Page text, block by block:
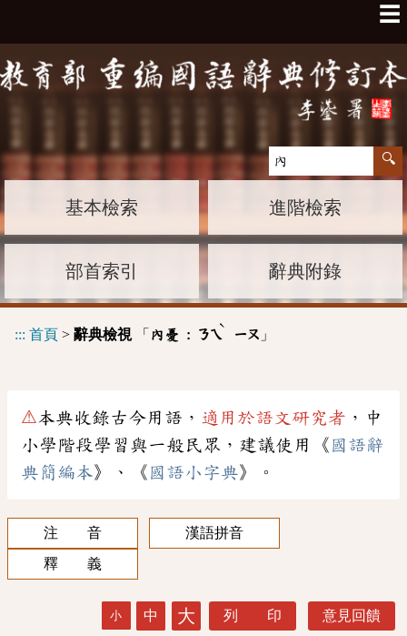
☰
基本檢索 進階檢索
部首索引 辭典附錄
::: 首頁 > 辭典檢視「 內憂 : ㄋㄟ
ˋ
ㄧㄡ 」
⚠本典收錄古今用語， 適用於語文研究者 ，中
小學階段學習與一般民眾，建議使用《 國語辭
典簡編本》、《 國語小字典》。
注 音
漢語拼音
釋 義
小 中 大 列 印 意見回饋